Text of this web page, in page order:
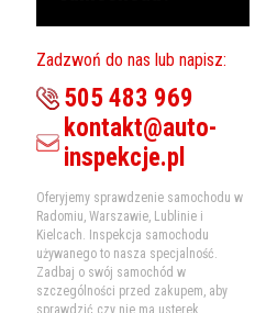
Zadzwoń do nas lub napisz:
505 483 969
kontakt@auto-
inspekcje.pl
Oferyjemy sprawdzenie samochodu w
Radomiu, Warszawie, Lublinie i
Kielcach. Inspekcja samochodu
używanego to nasza specjalność.
Zadbaj o swój samochód w
szczególności przed zakupem, aby
sprawdzić czy nie ma usterek.